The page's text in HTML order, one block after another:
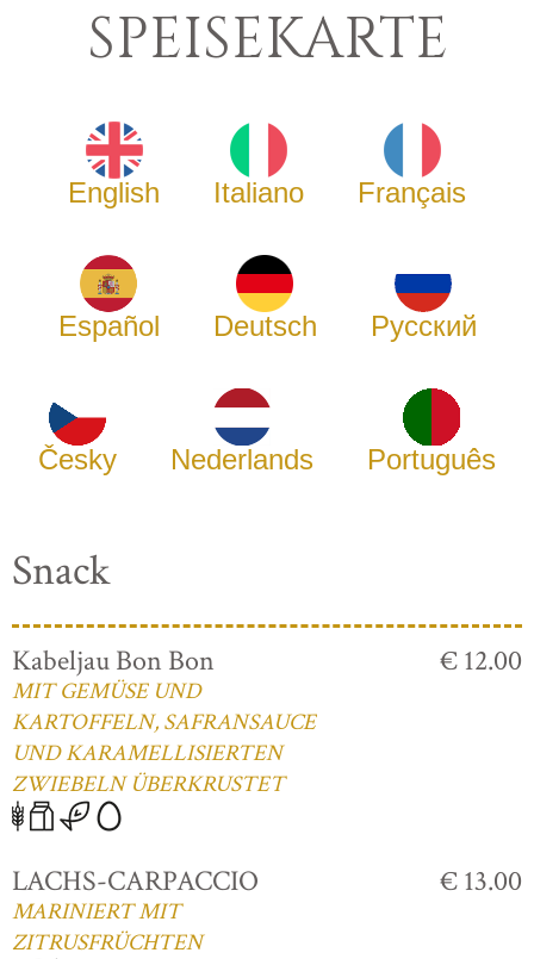
SPEISEKARTE
English Italiano Français
Español Deutsch Русский
Česky Nederlands Português
Snack
Kabeljau Bon Bon
MIT GEMÜSE UND
KARTOFFELN, SAFRANSAUCE
UND KARAMELLISIERTEN
ZWIEBELN ÜBERKRUSTET
€ 12.00
LACHS-CARPACCIO
MARINIERT MIT
ZITRUSFRÜCHTEN
€ 13.00